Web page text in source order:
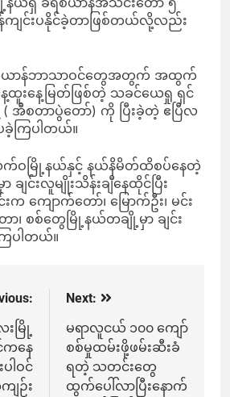
ြန်ကျင်းပနိုင်ခဲ့တာဖြစ်တယ်လို့လည်း
စ်ယာန်ဘာသာဝင်တွေအတွက် အထွက်
ထူးနေ့မြတ်ဖြစ်တဲ့ သခင်ယေရှု ရှင်
( အီစတာပွဲတော်) ကို ပြီးခဲ့တဲ့ ဧပြီလ
ခဲ့ကြပါတယ်။
လက်ဝမြို့နယ်နှင့် နယ်နိမိတ်ထိစပ်နေတဲ့
ချင်းလူမျိုးသိန်းချီနေထိုင်ပြီး
ကျောက်တော်၊ မြောက်ဦး၊ မင်း
တော၊ စစ်တွေမြို့နယ်တချို့မှာ ချင်း
ပါတယ်။
မြို့
ကနေ
ပါဝင်
ျဉ်း
Next:
မရာလူငယ် ၁၀၀ ကျော်
စစ်မှုထမ်းဖို့ဖမ်းဆီးခံ
ရတဲ့ သတင်းတွေ
ထွက်ပေါ်လာပြီးနောက်